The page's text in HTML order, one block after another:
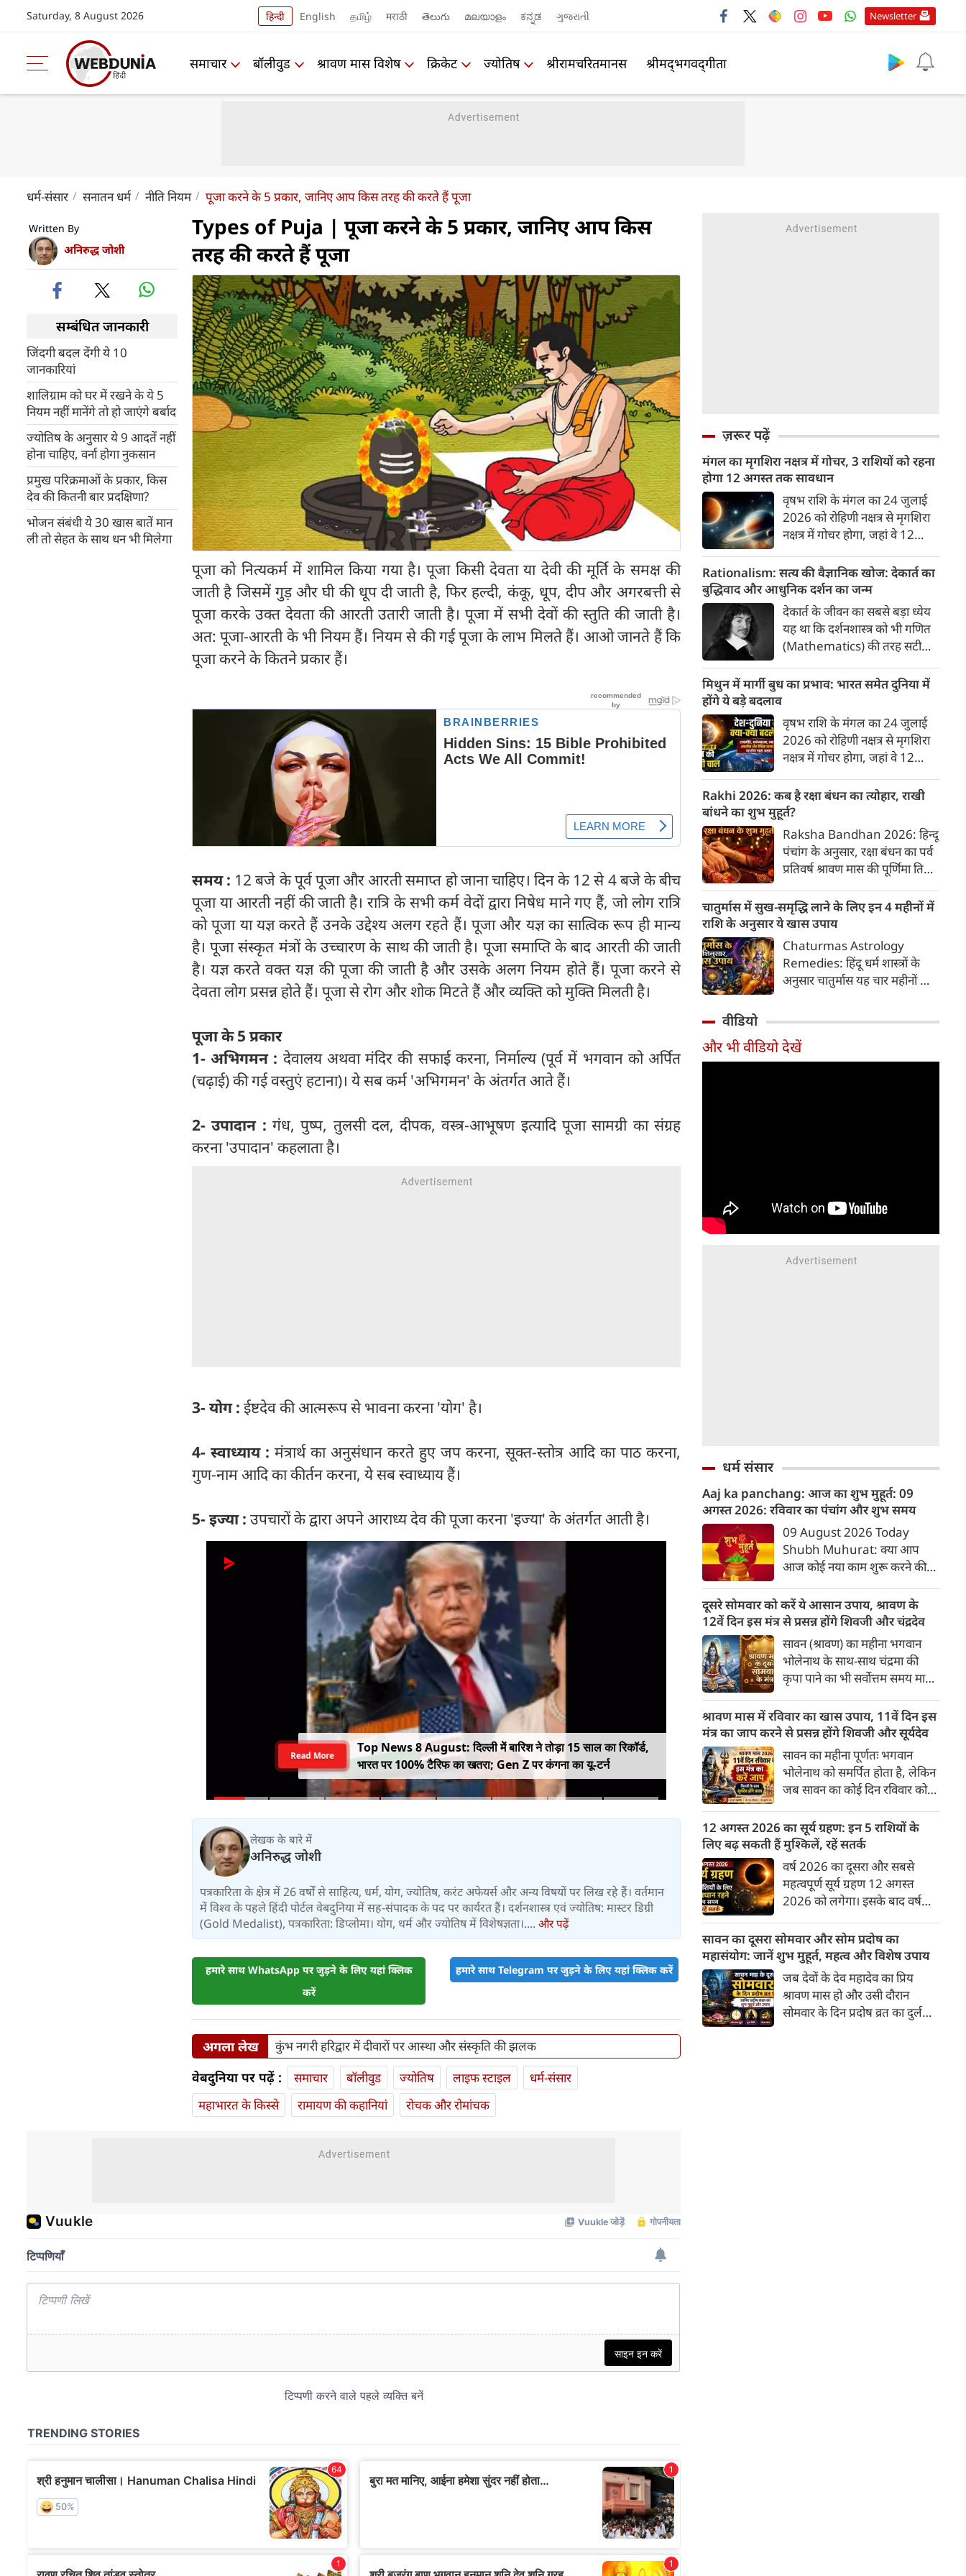
Saturday, 8 August 2026 हिन्दी English தமிழ் मराठी తెలుగు മലയാളം ಕನ್ನಡ ગુજરાતી Newsletter
समाचार बॉलीवुड श्रावण मास विशेष क्रिकेट ज्योतिष श्रीरामचरितमानस श्रीमद्‍भगवद्‍गीता
धर्म-संसार सनातन धर्म नीति नियम पूजा करने के 5 प्रकार, जानिए आप किस तरह की करते हैं पूजा
Written By
अनिरुद्ध जोशी
सम्बंधित जानकारी
जिंदगी बदल देंगी ये 10
जानकारियां
शालिग्राम को घर में रखने के ये 5
नियम नहीं मानेंगे तो हो जाएंगे बर्बाद
ज्योतिष के अनुसार ये 9 आदतें नहीं
होना चाहिए, वर्ना होगा नुकसान
प्रमुख परिक्रमाओं के प्रकार, किस
देव की कितनी बार प्रदक्षिणा?
भोजन संबंधी ये 30 खास बातें मान
ली तो सेहत के साथ धन भी मिलेगा
Types of Puja | पूजा करने के 5 प्रकार, जानिए आप किस
तरह की करते हैं पूजा
पूजा को नित्यकर्म में शामिल किया गया है। पूजा किसी देवता या देवी की मूर्ति के समक्ष की
जाती है जिसमें गुड़ और घी की धूप दी जाती है, फिर हल्दी, कंकू, धूप, दीप और अगरबत्ती से
पूजा करके उक्त देवता की आरती उतारी जाती है। पूजा में सभी देवों की स्तुति की जाती है।
अत: पूजा-आरती के भी नियम हैं। नियम से की गई पूजा के लाभ मिलते हैं। आओ जानते हैं कि
पूजा करने के कितने प्रकार हैं।
समय : 12 बजे के पूर्व पूजा और आरती समाप्त हो जाना चाहिए। दिन के 12 से 4 बजे के बीच
पूजा या आरती नहीं की जाती है। रात्रि के सभी कर्म वेदों द्वारा निषेध माने गए हैं, जो लोग रात्रि
को पूजा या यज्ञ करते हैं उनके उद्देश्य अलग रहते हैं। पूजा और यज्ञ का सात्विक रूप ही मान्य
है। पूजा संस्कृत मंत्रों के उच्चारण के साथ की जाती है। पूजा समाप्ति के बाद आरती की जाती
है। यज्ञ करते वक्त यज्ञ की पूजा की जाती है और उसके अलग नियम होते हैं। पूजा करने से
देवता लोग प्रसन्न होते हैं। पूजा से रोग और शोक मिटते हैं और व्यक्ति को मुक्ति मिलती है।
पूजा के 5 प्रकार
1- अभिगमन : देवालय अथवा मंदिर की सफाई करना, निर्माल्य (पूर्व में भगवान को अर्पित
(चढ़ाई) की गई वस्तुएं हटाना)। ये सब कर्म 'अभिगमन' के अंतर्गत आते हैं।
2- उपादान : गंध, पुष्प, तुलसी दल, दीपक, वस्त्र-आभूषण इत्यादि पूजा सामग्री का संग्रह
करना 'उपादान' कहलाता है।
3- योग : ईष्टदेव की आत्मरूप से भावना करना 'योग' है।
4- स्वाध्याय : मंत्रार्थ का अनुसंधान करते हुए जप करना, सूक्त-स्तोत्र आदि का पाठ करना,
गुण-नाम आदि का कीर्तन करना, ये सब स्वाध्याय हैं।
5- इज्या : उपचारों के द्वारा अपने आराध्य देव की पूजा करना 'इज्या' के अंतर्गत आती है।
Top News 8 August: दिल्ली में बारिश ने तोड़ा 15 साल का रिकॉर्ड,
भारत पर 100% टैरिफ का खतरा; Gen Z पर कंगना का यू-टर्न
Read More
लेखक के बारे में
अनिरुद्ध जोशी
पत्रकारिता के क्षेत्र में 26 वर्षों से साहित्य, धर्म, योग, ज्योतिष, करंट अफेयर्स और अन्य विषयों पर लिख रहे हैं। वर्तमान
में विश्‍व के पहले हिंदी पोर्टल वेबदुनिया में सह-संपादक के पद पर कार्यरत हैं। दर्शनशास्त्र एवं ज्योतिष: मास्टर डिग्री
(Gold Medalist), पत्रकारिता: डिप्लोमा। योग, धर्म और ज्योतिष में विशेषज्ञता।.... और पढ़ें
हमारे साथ WhatsApp पर जुड़ने के लिए यहां क्लिक
करें
हमारे साथ Telegram पर जुड़ने के लिए यहां क्लिक करें
अगला लेख कुंभ नगरी हरिद्वार में दीवारों पर आस्था और संस्कृति की झलक
वेबदुनिया पर पढ़ें : समाचार बॉलीवुड ज्योतिष लाइफ स्‍टाइल
धर्म-संसार
महाभारत के किस्से
रामायण की कहानियां रोचक और रोमांचक
ज़रूर पढ़ें
मंगल का मृगशिरा नक्षत्र में गोचर, 3 राशियों को रहना
होगा 12 अगस्त तक सावधान
वृषभ राशि के मंगल का 24 जुलाई
2026 को रोहिणी नक्षत्र से मृगशिरा
नक्षत्र में गोचर होगा, जहां वे 12
परिवर्तन के चलते 3 राशि के लोगों
को 12 अगस्त तक रहना होगा
सावधान। चलिए जानते हैं कि किन
राशि 3 राशियों को रहना होगा
सावधान।
Rationalism: सत्य की वैज्ञानिक खोज: देकार्त का
बुद्धिवाद और आधुनिक दर्शन का जन्म
देकार्त के जीवन का सबसे बड़ा ध्येय
यह था कि दर्शनशास्त्र को भी गणित
(Mathematics) की तरह सटीक,
जाए। वे एक ऐसा सार्वभौमिक सत्य
खोजना चाहते थे, जिस पर कोई भी
प्रश्नचिह्न न लगा सके। इसी विचार ने
बुद्धिवाद (Rationalism) की नींव
रखी। आइए, देकार्त के इस अद्भुत
दार्शनिक चिंतन के 4 प्रमुख स्तंभों को
गहराई से समझते हैं।
मिथुन में मार्गी बुध का प्रभाव: भारत समेत दुनिया में
होंगे ये बड़े बदलाव
वृषभ राशि के मंगल का 24 जुलाई
2026 को रोहिणी नक्षत्र से मृगशिरा
नक्षत्र में गोचर होगा, जहां वे 12
में एक बड़ा हलचल भरा मोड़ आ चुका
है- बुध ग्रह अपनी ही प्रिय राशि मिथुन
में सीधे (मार्गी) चलने लगे हैं। अब जब
बुद्धि और संवाद का कारक ग्रह सीधी
चाल चलेगा, तो जाहिर है आपकी
सोच, बातचीत और फैसलों की रफ्तार
भी बदल जाएगी।
Rakhi 2026: कब है रक्षा बंधन का त्योहार, राखी
बांधने का शुभ मुहूर्त?
Raksha Bandhan 2026: हिन्दू
पंचांग के अनुसार, रक्षा बंधन का पर्व
प्रतिवर्ष श्रावण मास की पूर्णिमा तिथि
में इसे मिठास और खुशियों का उत्सव
माना गया है। यह भाई-बहन के प्रेम
का पावन पर्व है। यहां जानें रक्षा बंधन
2026 कब है? जानें रक्षा बंधन
2026 की तारीख...
चातुर्मास में सुख-समृद्धि लाने के लिए इन 4 महीनों में
राशि के अनुसार ये खास उपाय
Chaturmas Astrology
Remedies: हिंदू धर्म शास्त्रों के
अनुसार चातुर्मास यह चार महीनों का
आप अपनी राशि के अनुसार चातुर्मास
में कुछ विशेष उपाय करते हैं, तो
वीडियो
और भी वीडियो देखें
धर्म संसार
Aaj ka panchang: आज का शुभ मुहूर्त: 09
अगस्‍त 2026: रविवार का पंचांग और शुभ समय
09 August 2026 Today
Shubh Muhurat: क्या आप
आज कोई नया काम शुरू करने की
लेने वाले हैं? ज्योतिष और पंचांग के
अनुसार, किसी भी शुभ कार्य को सही
मुहूर्त में करने से सफलता की
संभावना बढ़ जाती है। 'वेबदुनिया'
आपके लिए लेकर आया है 09
अगस्‍त, 2026 का विशेष पंचांग और
शुभ-अशुभ मुहूर्त।
दूसरे सोमवार को करें ये आसान उपाय, श्रावण के
12वें दिन इस मंत्र से प्रसन्न होंगे शिवजी और चंद्रदेव
सावन (श्रावण) का महीना भगवान
भोलेनाथ के साथ-साथ चंद्रमा की
कृपा पाने का भी सर्वोत्तम समय माना
12वें दिन का यह विशेष संयोग
आपके जीवन से मानसिक तनाव,
नकारात्मकता और आर्थिक तंगी को
दूर कर सुख-समृद्धि ला सकता है। इस
बार दूसरा सोमवार 10 अगस्त 2026
को रहेगा।
श्रावण मास में रविवार का खास उपाय, 11वें दिन इस
मंत्र का जाप करने से प्रसन्न होंगे शिवजी और सूर्यदेव
सावन का महीना पूर्णतः भगवान
भोलेनाथ को समर्पित होता है, लेकिन
जब सावन का कोई दिन रविवार को
महत्व दोगुना हो जाता है। ज्योतिष
और शास्त्रों में सूर्यदेव को भगवान
शिव का ही प्रत्यक्ष स्वरूप (शिव-सूर्य)
माना गया है। सावन के 11वें दिन
(रविवार) को शिवजी की उपासना के
साथ-साथ सूर्यदेव की पूजा करने से
व्यक्ति को आरोग्य, मान-सम्मान, पद-
प्रतिष्ठा और तेज की प्राप्ति होती है।
12 अगस्त 2026 का सूर्य ग्रहण: इन 5 राशियों के
लिए बढ़ सकती हैं मुश्किलें, रहें सतर्क
वर्ष 2026 का दूसरा और सबसे
महत्वपूर्ण सूर्य ग्रहण 12 अगस्त
2026 को लगेगा। इसके बाद वर्ष
अगस्त 2026 को लगने जा रहा है।
दोनों ग्रहण अगस्त माह में लगने वाले
हैं। एक ही माह में दो ग्रहण योग के
चलते इन राशियों पर पड़ेगा इसका
सीधा असर।
सावन का दूसरा सोमवार और सोम प्रदोष का
महासंयोग: जानें शुभ मुहूर्त, महत्व और विशेष उपाय
जब देवों के देव महादेव का प्रिय
श्रावण मास हो और उसी दौरान
सोमवार के दिन प्रदोष व्रत का दुर्लभ